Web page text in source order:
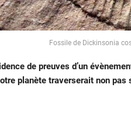
Fossile de Dickinsonia
de preuves d’un
planète traverserait non